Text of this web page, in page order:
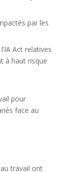
par les
Act relatives
à haut risque
pour
face au
travail ont